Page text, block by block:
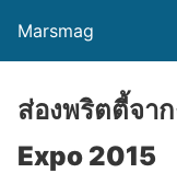
Marsmag
ส่องพริตตี้จา
Expo 2015